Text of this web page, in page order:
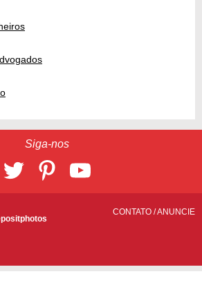
Siga-nos
CONTATO /ANUNCIE